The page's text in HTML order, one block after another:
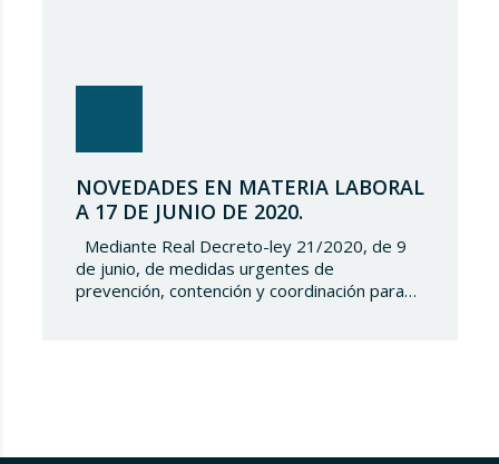
NOVEDADES EN MATERIA LABORAL
A 17 DE JUNIO DE 2020.
Mediante Real Decreto-ley 21/2020, de 9
de junio, de medidas urgentes de
prevención, contención y coordinación para